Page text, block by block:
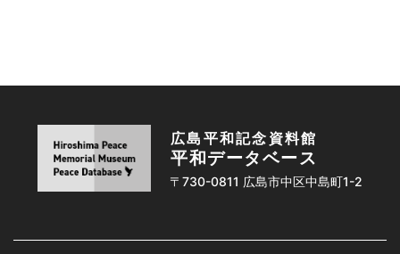
広島平和記念資料館
平和データベース
〒730-0811 広島市中区中島町1-2